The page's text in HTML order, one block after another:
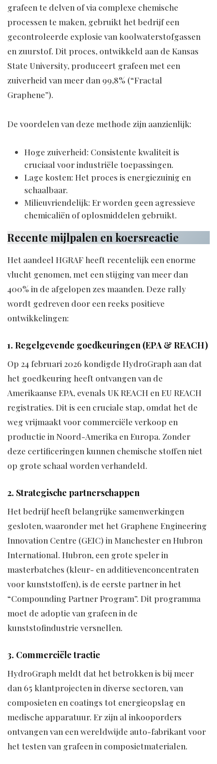
grafeen te delven of via complexe chemische
processen te maken, gebruikt het bedrijf een
gecontroleerde explosie van koolwaterstofgassen
en zuurstof. Dit proces, ontwikkeld aan de Kansas
State University, produceert grafeen met een
zuiverheid van meer dan 99,8% (“Fractal
Graphene”).
De voordelen van deze methode zijn aanzienlijk:
Hoge zuiverheid: Consistente kwaliteit is
cruciaal voor industriële toepassingen.
Lage kosten: Het proces is energiezuinig en
schaalbaar.
Milieuvriendelijk: Er worden geen agressieve
chemicaliën of oplosmiddelen gebruikt.
Recente mijlpalen en koersreactie
Het aandeel HGRAF heeft recentelijk een enorme
vlucht genomen, met een stijging van meer dan
400% in de afgelopen zes maanden. Deze rally
wordt gedreven door een reeks positieve
ontwikkelingen:
1. Regelgevende goedkeuringen (EPA & REACH)
Op 24 februari 2026 kondigde HydroGraph aan dat
het goedkeuring heeft ontvangen van de
Amerikaanse EPA, evenals UK REACH en EU REACH
registraties. Dit is een cruciale stap, omdat het de
weg vrijmaakt voor commerciële verkoop en
productie in Noord-Amerika en Europa. Zonder
deze certificeringen kunnen chemische stoffen niet
op grote schaal worden verhandeld.
2. Strategische partnerschappen
Het bedrijf heeft belangrijke samenwerkingen
gesloten, waaronder met het Graphene Engineering
Innovation Centre (GEIC) in Manchester en Hubron
International. Hubron, een grote speler in
masterbatches (kleur- en additievenconcentraten
voor kunststoffen), is de eerste partner in het
“Compounding Partner Program”. Dit programma
moet de adoptie van grafeen in de
kunststofindustrie versnellen.
3. Commerciële tractie
HydroGraph meldt dat het betrokken is bij meer
dan 65 klantprojecten in diverse sectoren, van
composieten en coatings tot energieopslag en
medische apparatuur. Er zijn al inkooporders
ontvangen van een wereldwijde auto-fabrikant voor
het testen van grafeen in composietmaterialen.